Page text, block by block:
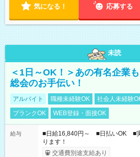
気になる！ 応募する
未読
＜1日～OK！＞あの有名企業
総会のお手伝い！
アルバイト 職種未経験OK 社会人未経験
ブランクOK
WEB登録・面接OK
給与
■日給16,840円～ ■日払いOK ■
ります！
交通費別途支給あり